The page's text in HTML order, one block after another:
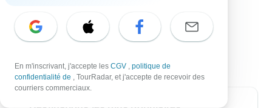
Traveled in octobre 2021
En m'inscrivant, j'accepte les CGV , politique de
confidentialité de , TourRadar, et j'accepte de recevoir des
courriers commerciaux.